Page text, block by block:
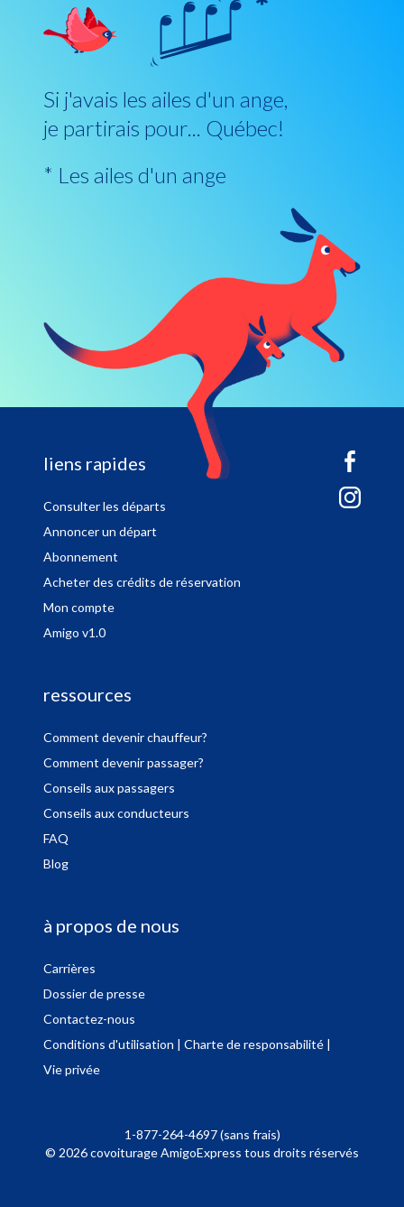
Si j'avais les ailes d'un ange,
je partirais pour... Québec!
* Les ailes d'un ange
sitemap
liens rapides
Consulter les départs
Annoncer un départ
Abonnement
Acheter des crédits de réservation
Mon compte
Amigo v1.0
ressources
Comment devenir chauffeur?
Comment devenir passager?
Conseils aux passagers
Conseils aux conducteurs
FAQ
Blog
à propos de nous
Carrières
Dossier de presse
Contactez-nous
Conditions d'utilisation | Charte de responsabilité |
Vie privée
1-877-264-4697 (sans frais)
© 2026 covoiturage AmigoExpress tous droits réservés